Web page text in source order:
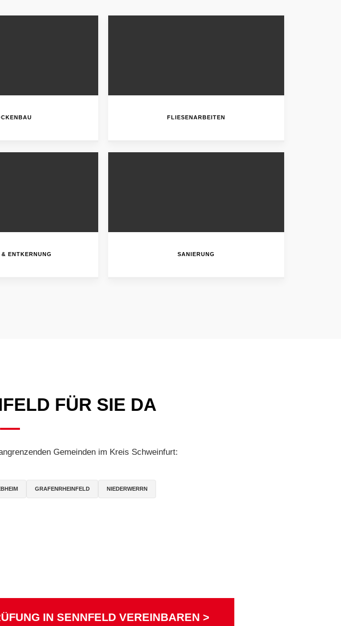
FLIESENARBEITEN
ENTKERNUNG SANIERUNG
FÜR SIE DA
Gemeinden im Kreis Schweinfurt:
GRAFENRHEINFELD NIEDERWERRN
IN SENNFELD VEREINBAREN >